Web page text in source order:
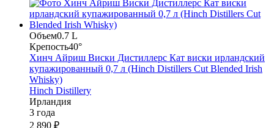
Объем0.7 L
Крепость40°
Хинч Айриш Виски Дистиллерс Кат виски ирландский
купажированный 0,7 л (Hinch Distillers Cut Blended Irish
Whisky)
Hinch Distillery
Ирландия
3 года
2 890 ₽